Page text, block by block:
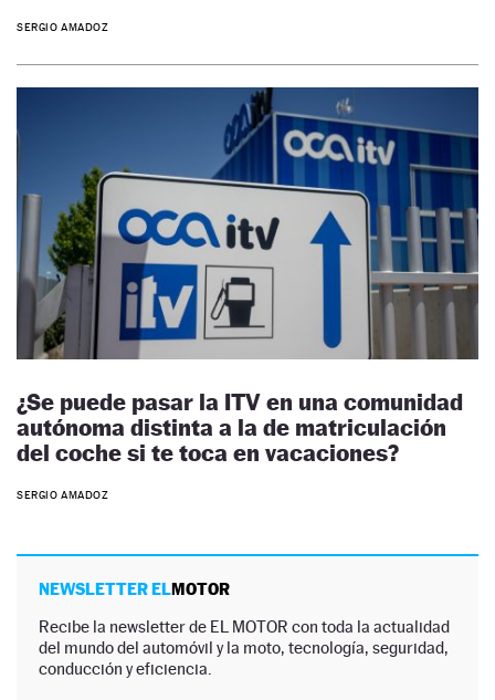
SERGIO AMADOZ
¿Se puede pasar la ITV en una comunidad
autónoma distinta a la de matriculación
del coche si te toca en vacaciones?
SERGIO AMADOZ
NEWSLETTER ELMOTOR
Recibe la newsletter de EL MOTOR con toda la actualidad
del mundo del automóvil y la moto, tecnología, seguridad,
conducción y eficiencia.